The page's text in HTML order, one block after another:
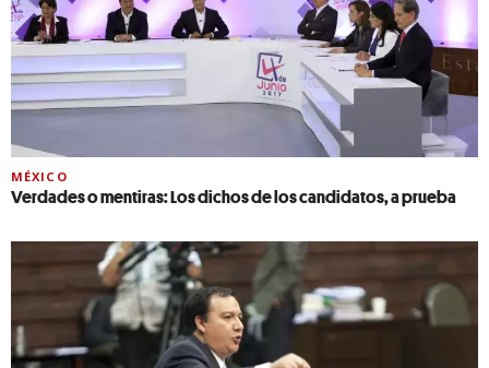
MÉXICO
Verdades o mentiras: Los dichos de los candidatos, a prueba